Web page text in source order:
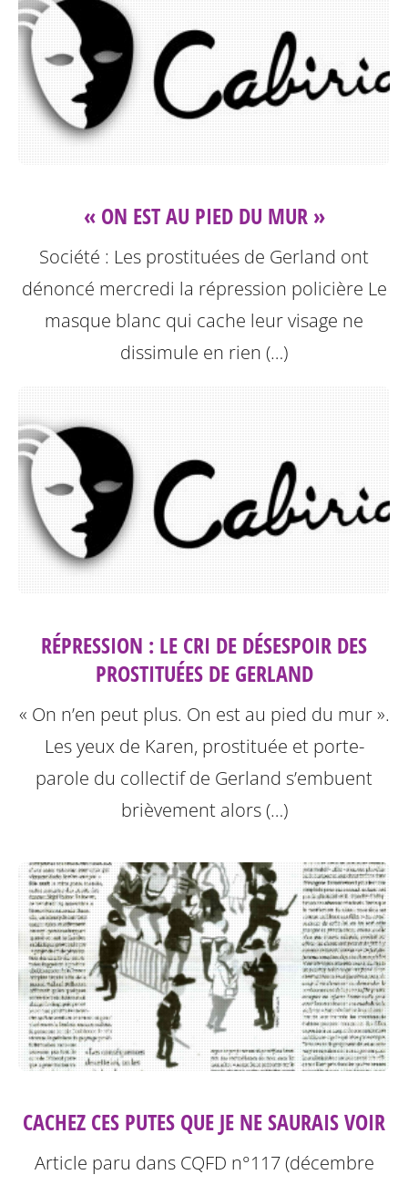
« ON EST AU PIED DU MUR »
Société : Les prostituées de Gerland ont
dénoncé mercredi la répression policière Le
masque blanc qui cache leur visage ne
dissimule en rien (…)
RÉPRESSION : LE CRI DE DÉSESPOIR DES
PROSTITUÉES DE GERLAND
« On n’en peut plus. On est au pied du mur ».
Les yeux de Karen, prostituée et porte-
parole du collectif de Gerland s’embuent
brièvement alors (…)
CACHEZ CES PUTES QUE JE NE SAURAIS VOIR
Article paru dans CQFD n°117 (décembre